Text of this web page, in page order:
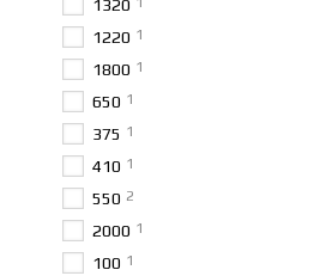
1320
1220 1
1800 1
650 1
375 1
410 1
550 2
2000 1
100 1